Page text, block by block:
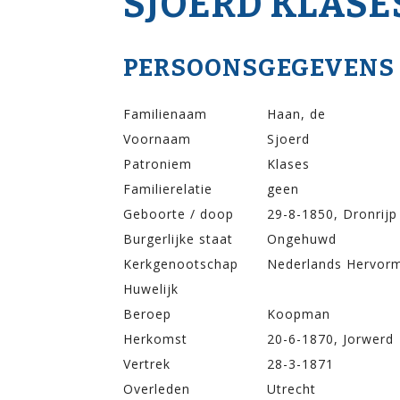
PERSOONSGEGEVENS
Familienaam
Haan, de
Voornaam
Sjoerd
Patroniem
Klases
Familierelatie
geen
Geboorte / doop
29-8-1850, Dronrijp
Burgerlijke staat
Ongehuwd
Kerkgenootschap
Nederlands
Huwelijk
Beroep
Koopman
Herkomst
20-6-1870, Jorwerd
Vertrek
28-3-1871
Overleden
Utrecht